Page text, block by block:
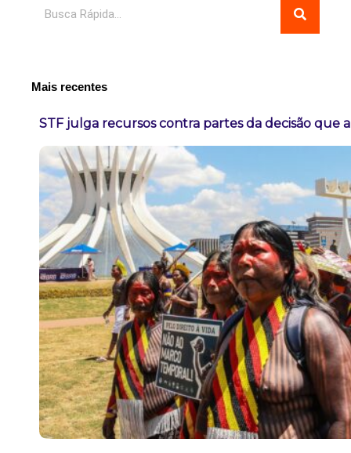
Mais recentes
STF julga recursos contra partes da decisão que